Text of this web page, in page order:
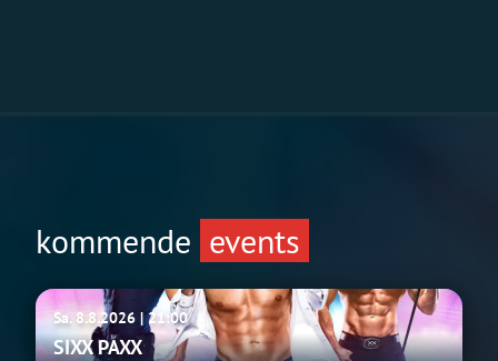
kommende events
SIXX
PAXXSa. 8.8.2026 | 21:00
SIXX PAXX